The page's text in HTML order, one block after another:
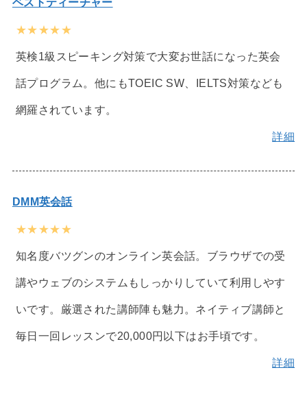
★★★★★
英検1級スピーキング対策で大変お世話になった英会
話プログラム。他にもTOEIC SW、IELTS対策なども
網羅されています。
詳細
DMM英会話
★★★★★
知名度バツグンのオンライン英会話。ブラウザでの受
講やウェブのシステムもしっかりしていて利用しやす
いです。厳選された講師陣も魅力。ネイティブ講師と
毎日一回レッスンで20,000円以下はお手頃です。
詳細